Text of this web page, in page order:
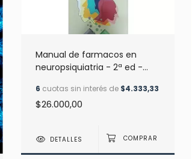
Manual de farmacos en
neuropsiquiatria - 2ª ed -
6 cuotas sin interés de $4.333,33
$26.000,00
DETALLES